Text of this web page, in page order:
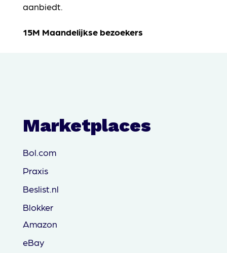
aanbiedt.
15M Maandelijkse bezoekers
Marketplaces
Bol.com
Praxis
Beslist.nl
Blokker
Amazon
eBay